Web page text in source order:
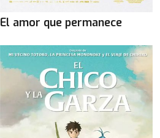
El amor que permanece